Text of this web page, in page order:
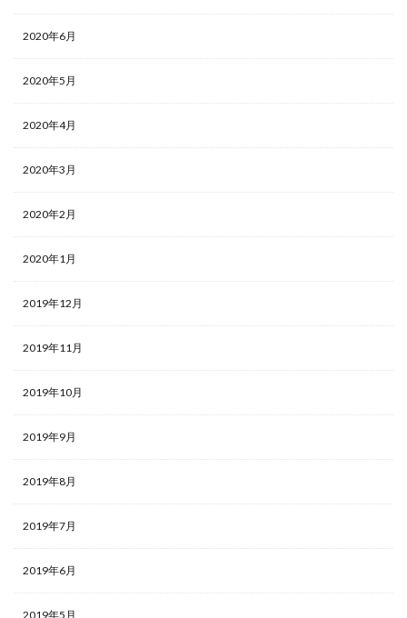
2020年6月
2020年5月
2020年4月
2020年3月
2020年2月
2020年1月
2019年12月
2019年11月
2019年10月
2019年9月
2019年8月
2019年7月
2019年6月
2019年5月